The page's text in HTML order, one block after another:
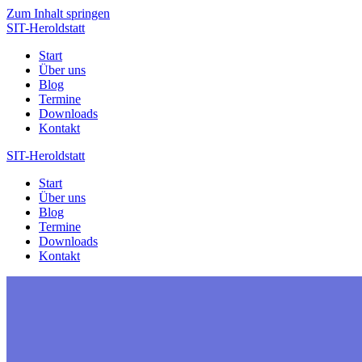
Zum Inhalt springen
SIT-Heroldstatt
Start
Über uns
Blog
Termine
Downloads
Kontakt
SIT-Heroldstatt
Start
Über uns
Blog
Termine
Downloads
Kontakt